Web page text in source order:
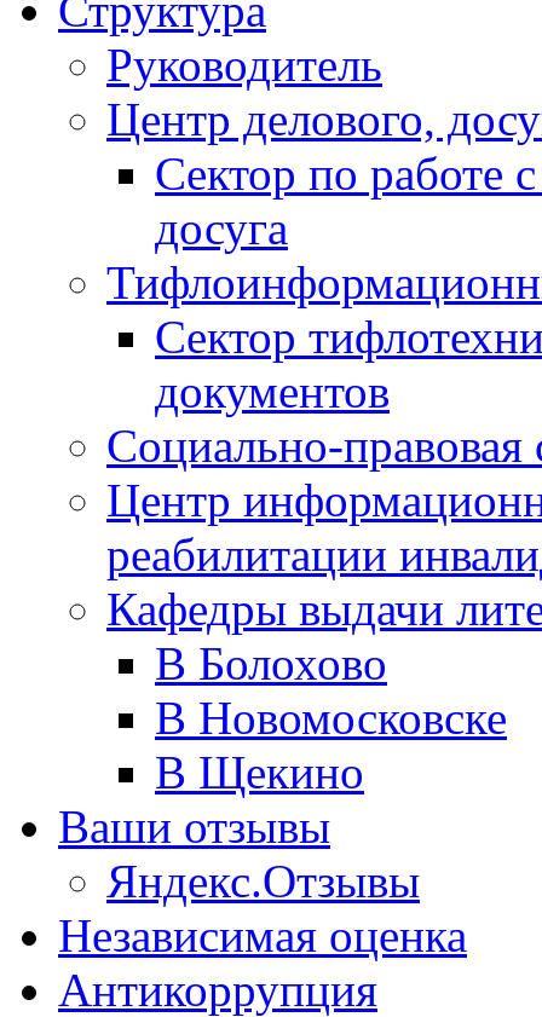
Руководитель
Центр делового,
Сектор по работе
досуга
Сектор
документов
Социально-правовая
Центр
реабилитации
Кафедры выдачи
В Болохово
В Новомосковске
В Щекино
Ваши отзывы
Яндекс.Отзывы
Независимая оценка
Антикоррупция